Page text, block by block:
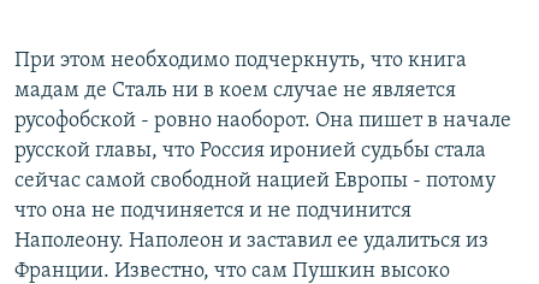
При этом необходимо подчеркнуть, что книга
мадам де Сталь ни в коем случае не является
русофобской - ровно наоборот. Она пишет в начале
русской главы, что Россия иронией судьбы стала
сейчас самой свободной нацией Европы - потому
что она не подчиняется и не подчинится
Наполеону. Наполеон и заставил ее удалиться из
Франции. Известно, что сам Пушкин высоко